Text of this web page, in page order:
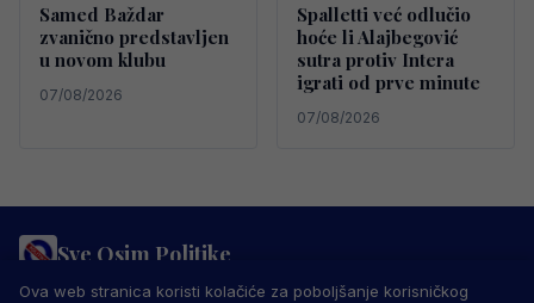
Samed Baždar
zvanično predstavljen
u novom klubu
07/08/2026
Spalletti već odlučio
hoće li Alajbegović
sutra protiv Intera
igrati od prve minute
07/08/2026
Sve Osim Politike
PRAVILA PRIVATNOSTI MARKETING
USLOVI KORIŠTENJA
Ova web stranica koristi kolačiće za poboljšanje korisničkog